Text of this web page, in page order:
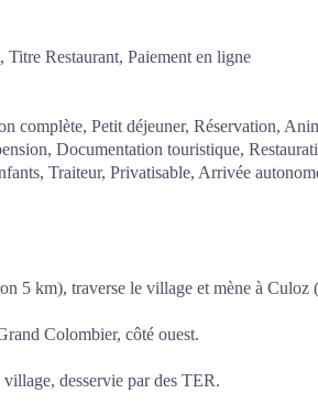
Restaurant, Paiement en ligne
complète, Petit déjeuner, Réservation,
Documentation touristique,
Traiteur, Privatisable, Arrivée
5 km), traverse le village et mène à Culoz
Colombier, côté ouest.
desservie par des TER.